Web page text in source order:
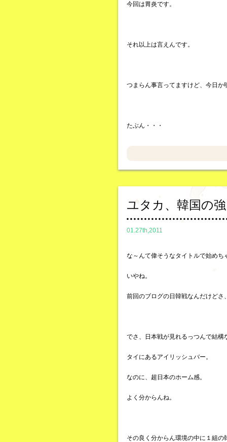
今回は胃炎です。
それ以上は言えんです。
つまらん事言ってますけど、今日
たぶん・・・
ユタカ、韓国の
01.27th,2011
な～んて偉そうなタイトルで始めち
いやね。
前回のブログの日韓戦なんだけど
でさ、日本戦が見れるっつんで結
タイにあるアイリッシュバー。
なのに、超日本のホーム感。
よく分からんね。
その良く分からん環境の中に１組